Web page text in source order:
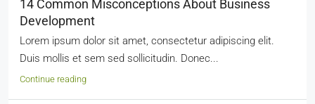
14 Common Misconceptions About Business
Development
Lorem ipsum dolor sit amet, consectetur adipiscing elit.
Duis mollis et sem sed sollicitudin. Donec...
Continue reading